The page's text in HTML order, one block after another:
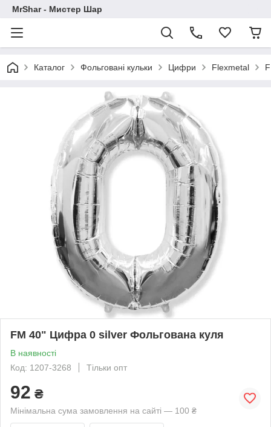
MrShar - Мистер Шар
Каталог Фольговані кульки Цифри Flexmetal
FM 40" Цифра 0 silver Фольгована куля
В наявності
Код: 1207-3268
Тільки опт
92 ₴
Мінімальна сума замовлення на сайті — 100 ₴